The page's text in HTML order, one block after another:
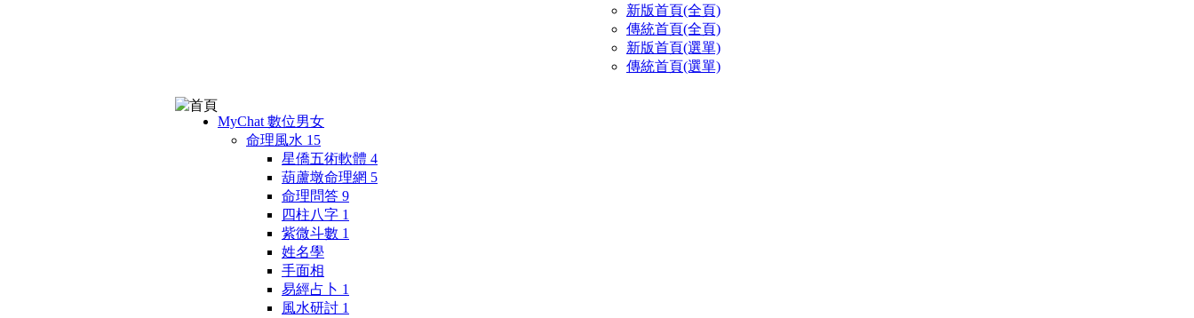
新版首頁(全頁)
傳統首頁(全頁)
新版首頁(選單)
傳統首頁(選單)
MyChat 數位男女
命理風水 15
星僑五術軟體 4
葫蘆墩命理網 5
命理問答 9
四柱八字 1
紫微斗數 1
姓名學
手面相
易經占卜 1
風水研討 1